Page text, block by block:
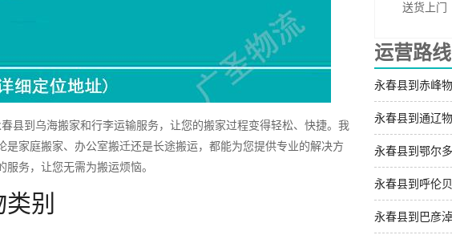
到乌海搬家和行李运输服务，让您的搬家过程变得轻松、快捷。我
家庭搬家、办公室搬迁还是长途搬运，都能为您提供专业的解决方
务，让您无需为搬运烦恼。
别
送货上门
运营路线